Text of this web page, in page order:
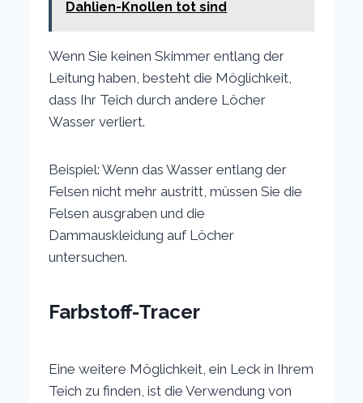
Dahlien-Knollen tot sind
Wenn Sie keinen Skimmer entlang der
Leitung haben, besteht die Möglichkeit,
dass Ihr Teich durch andere Löcher
Wasser verliert.
Beispiel: Wenn das Wasser entlang der
Felsen nicht mehr austritt, müssen Sie die
Felsen ausgraben und die
Dammauskleidung auf Löcher
untersuchen.
Farbstoff-Tracer
Eine weitere Möglichkeit, ein Leck in Ihrem
Teich zu finden, ist die Verwendung von